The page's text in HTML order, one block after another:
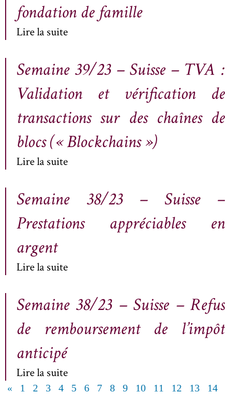
fondation de famille
Lire la suite
Semaine 39/23 – Suisse – TVA :
Validation et vérification de
transactions sur des chaînes de
blocs (« Blockchains »)
Lire la suite
Semaine 38/23 – Suisse –
Prestations appréciables en
argent
Lire la suite
Semaine 38/23 – Suisse – Refus
de remboursement de l’impôt
anticipé
Lire la suite
« 1 2 3 4 5 6 7 8 9 10 11 12 13
14